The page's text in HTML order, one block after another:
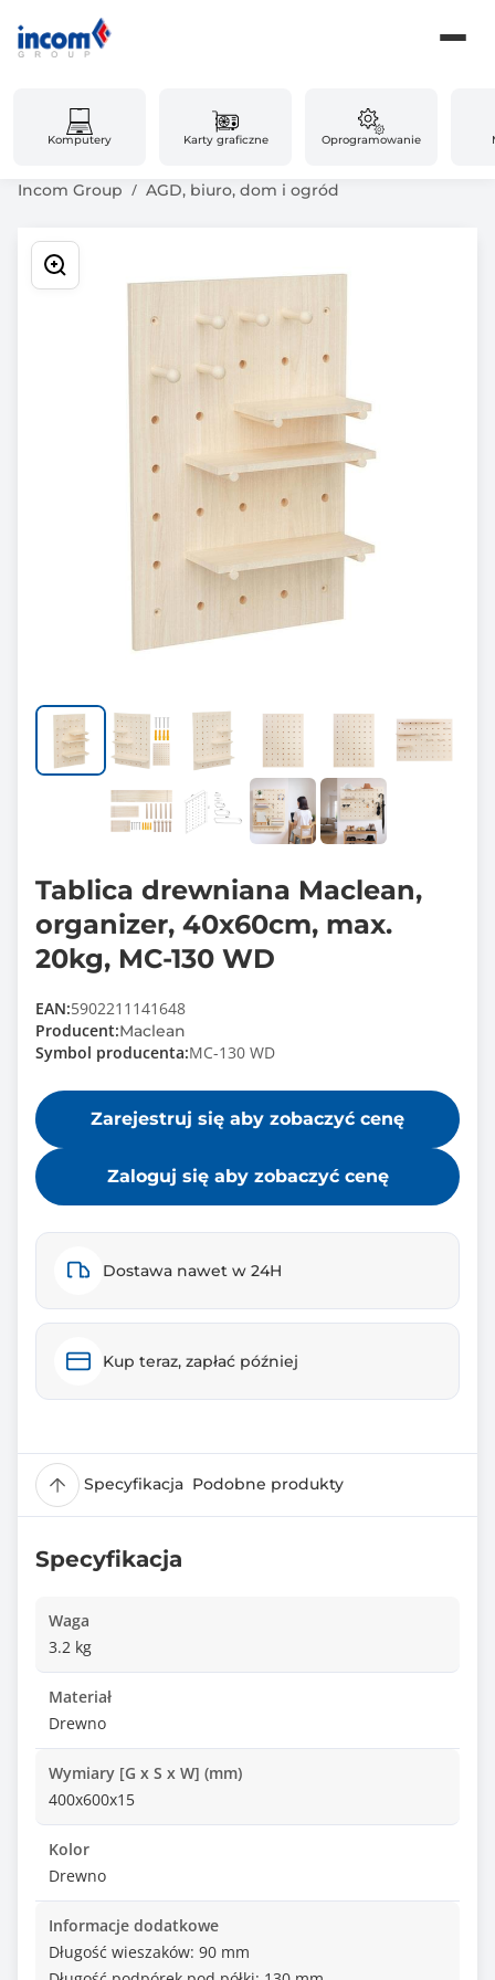
Komputery Karty graficzne Oprogramowanie
Incom Group AGD, biuro, dom i ogród
Tablica drewniana Maclean,
organizer, 40x60cm, max.
20kg, MC-130 WD
EAN:5902211141648
Producent:Maclean
Symbol producenta:MC-130 WD
Zarejestruj się aby zobaczyć cenę
Zaloguj się aby zobaczyć cenę
Dostawa nawet w 24H
Kup teraz, zapłać później
Specyfikacja Podobne produkty
Specyfikacja
Waga
3.2 kg
Materiał
Drewno
Wymiary [G x S x W] (mm)
400x600x15
Kolor
Drewno
Informacje dodatkowe
Długość wieszaków: 90 mm